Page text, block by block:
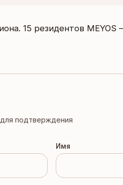
15 резидентов
подтверждения
Имя